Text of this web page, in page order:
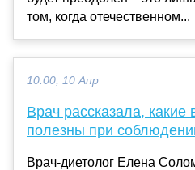
том, когда отечественном...
10:00, 10 Апр
Врач рассказала, какие
полезны при
Врач-диетолог Елена